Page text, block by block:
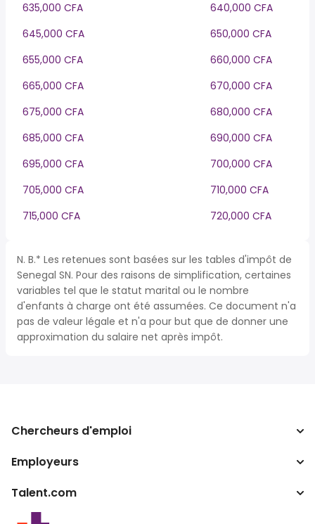
635,000 CFA
640,000 CFA
645,000 CFA
650,000 CFA
655,000 CFA
660,000 CFA
665,000 CFA
670,000 CFA
675,000 CFA
680,000 CFA
685,000 CFA
690,000 CFA
695,000 CFA
700,000 CFA
705,000 CFA
710,000 CFA
715,000 CFA
720,000 CFA
N. B.* Les retenues sont basées sur les tables d'impôt de
Senegal SN. Pour des raisons de simplification, certaines
variables tel que le statut marital ou le nombre
d'enfants à charge ont été assumées. Ce document n'a
pas de valeur légale et n'a pour but que de donner une
approximation du salaire net après impôt.
Chercheurs d'emploi
Recherche d'emploi
Employeurs
Entreprises
Talent.com